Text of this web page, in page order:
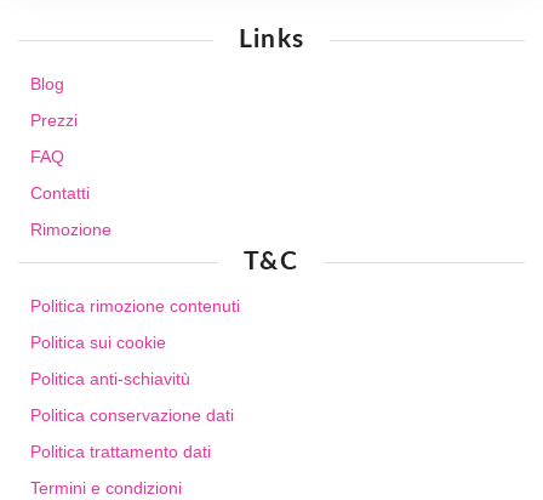
Links
Blog
Prezzi
FAQ
Contatti
Rimozione
T&C
Politica rimozione contenuti
Politica sui cookie
Politica anti-schiavitù
Politica conservazione dati
Politica trattamento dati
Termini e condizioni